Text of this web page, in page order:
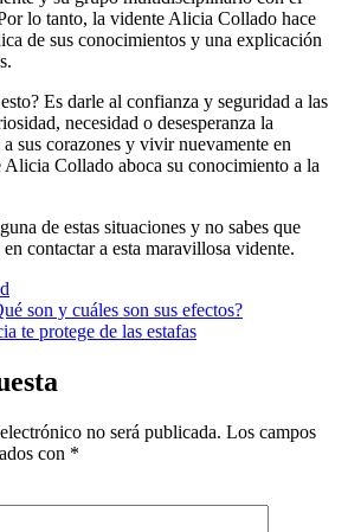
lo tanto, la vidente Alicia Collado hace
de sus conocimientos y una explicación
Es darle al confianza y seguridad a las
necesidad o desesperanza la
sus corazones y vivir nuevamente en
Collado aboca su conocimiento a la
de estas situaciones y no sabes que
contactar a esta maravillosa vidente.
son y cuáles son sus efectos?
te protege de las estafas
no será publicada. Los campos
con *